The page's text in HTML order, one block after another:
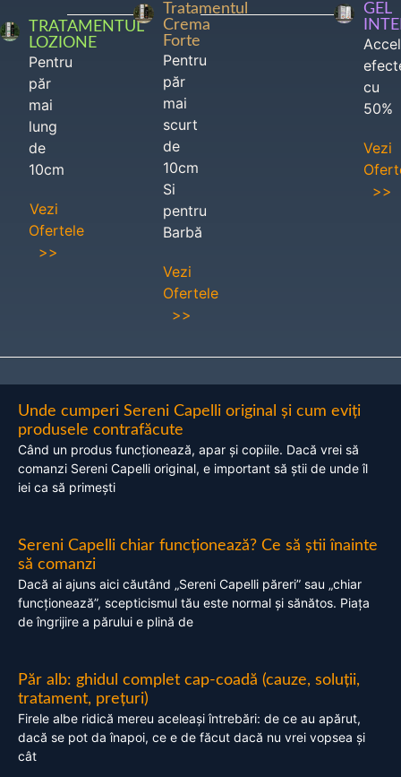
TRATAMENTUL
LOZIONE
Pentru
păr
mai
lung
de
10cm
Vezi
Ofertele
>>
Tratamentul
Crema
Forte
Pentru
păr
mai
scurt
de
10cm
Si
pentru
Barbă
Vezi
Ofertele
>>
GEL
cu
50%
Vezi
>>
Unde cumperi Sereni Capelli original și cum eviți
produsele contrafăcute
Când un produs funcționează, apar și copiile. Dacă vrei să
comanzi Sereni Capelli original, e important să știi de unde îl
iei ca să primești
Sereni Capelli chiar funcționează? Ce să știi înainte
să comanzi
Dacă ai ajuns aici căutând „Sereni Capelli păreri” sau „chiar
funcționează”, scepticismul tău este normal și sănătos. Piața
de îngrijire a părului e plină de
Păr alb: ghidul complet cap-coadă (cauze, soluții,
tratament, prețuri)
Firele albe ridică mereu aceleași întrebări: de ce au apărut,
dacă se pot da înapoi, ce e de făcut dacă nu vrei vopsea și
cât